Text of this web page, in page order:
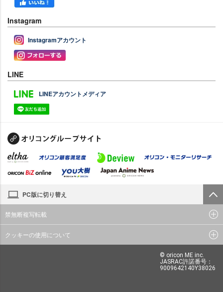
Instagram
Instagramアカウント
LINE
LINEアカウントメディア
PC版に切り替え
禁無断複写転載
クッキーの使用について
© oricon ME inc.
JASRAC許諾番号：
9009642140Y38026